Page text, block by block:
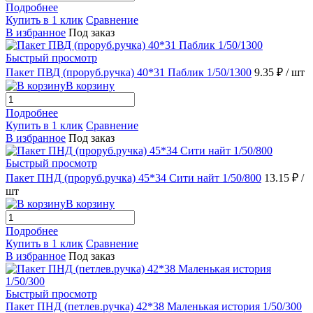
Подробнее
Купить в 1 клик Сравнение
В избранное Под заказ
Быстрый просмотр
Пакет ПВД (проруб.ручка) 40*31 Паблик 1/50/1300 9.35 ₽ / шт
В корзину
Подробнее
Купить в 1 клик Сравнение
В избранное Под заказ
Быстрый просмотр
Пакет ПНД (проруб.ручка) 45*34 Сити найт 1/50/800 13.15 ₽ /
шт
В корзину
Подробнее
Купить в 1 клик Сравнение
В избранное Под заказ
Быстрый просмотр
Пакет ПНД (петлев.ручка) 42*38 Маленькая история 1/50/300